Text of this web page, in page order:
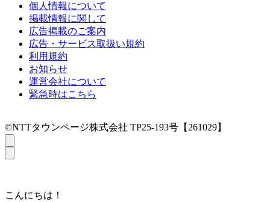
個人情報について
掲載情報に関して
広告掲載のご案内
広告・サービス取扱い規約
利用規約
お知らせ
運営会社について
緊急時はこちら
©NTTタウンページ株式会社 TP25-193号【261029】
こんにちは！